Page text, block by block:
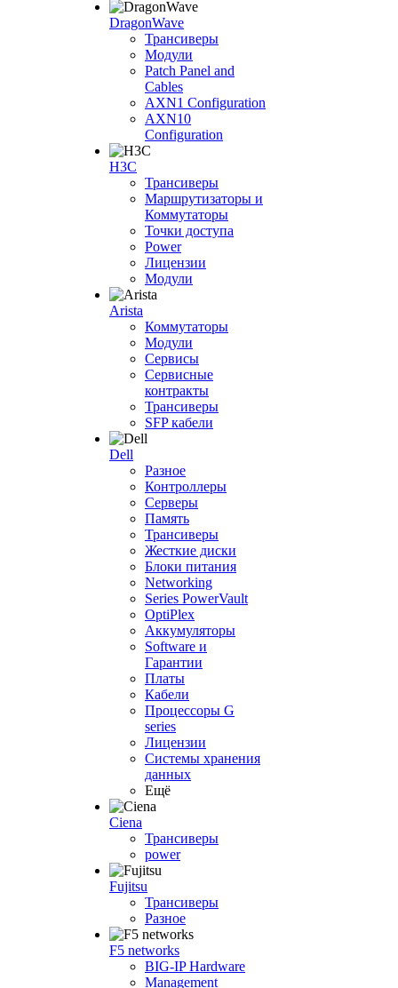
DragonWave
Трансиверы
Модули
Patch Panel and
Cables
AXN1 Configuration
AXN10
Configuration
H3С
Трансиверы
Маршрутизаторы и
Коммутаторы
Точки доступа
Power
Лицензии
Модули
Arista
Коммутаторы
Модули
Сервисы
Сервисные
контракты
Трансиверы
SFP кабели
Dell
Разное
Контроллеры
Серверы
Память
Трансиверы
Жесткие диски
Блоки питания
Networking
Series PowerVault
OptiPlex
Аккумуляторы
Software и
Гарантии
Платы
Кабели
Процессоры G
series
Лицензии
Системы хранения
данных
Ещё
Ciena
Трансиверы
power
Fujitsu
Трансиверы
Разное
F5 networks
BIG-IP Hardware
Management